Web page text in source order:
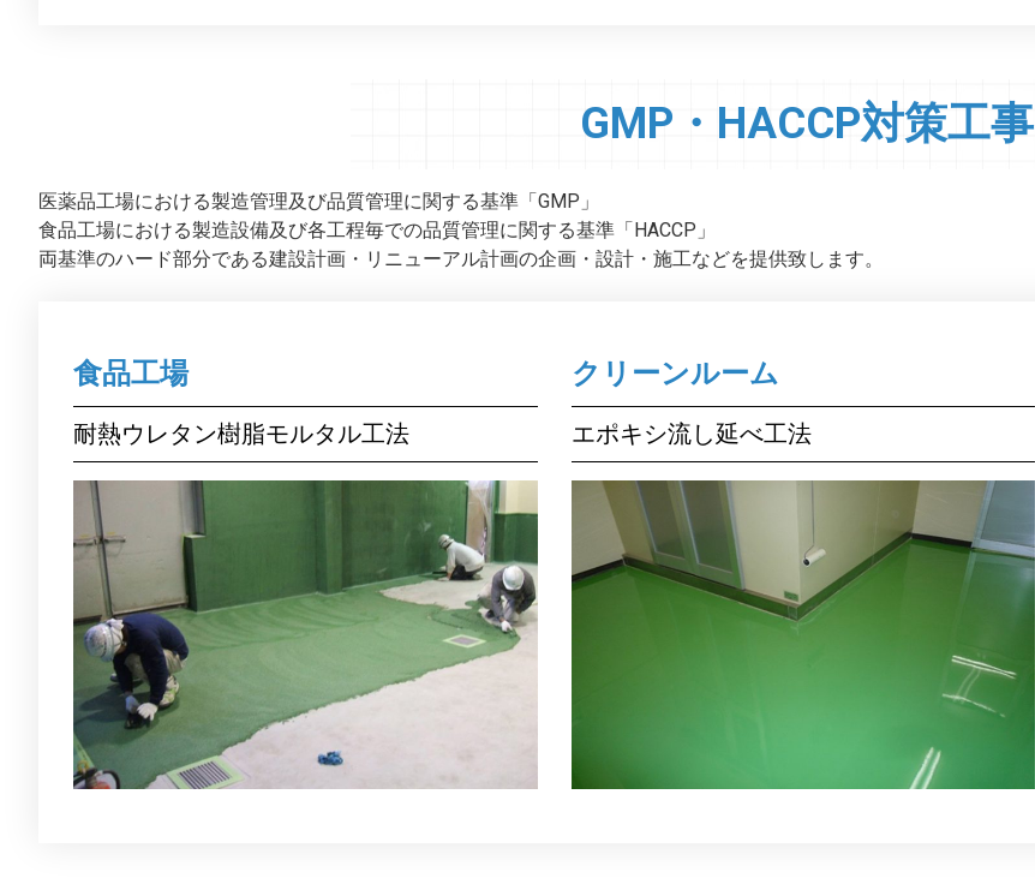
GMP・HACCP対策工事
医薬品工場における製造管理及び品質管理に関する基準「GMP」
食品工場における製造設備及び各工程毎での品質管理に関する基準「HACCP」
両基準のハード部分である建設計画・リニューアル計画の企画・設計・施工などを提供致します。
食品工場
耐熱ウレタン樹脂モルタル工法
クリーンルーム
エポキシ流し延べ工法